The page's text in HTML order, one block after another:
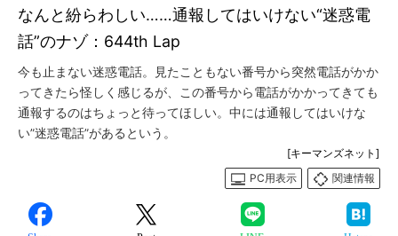
なんと紛らわしい……通報してはいけない“迷惑電
話”のナゾ：644th Lap
今も止まない迷惑電話。見たこともない番号から突然電話がかか
ってきたら怪しく感じるが、この番号から電話がかかってきても
通報するのはちょっと待ってほしい。中には通報してはいけな
い”迷惑電話”があるという。
[キーマンズネット]
PC用表示
関連情報